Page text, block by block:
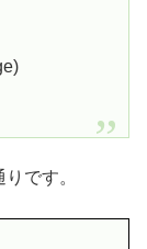
です。